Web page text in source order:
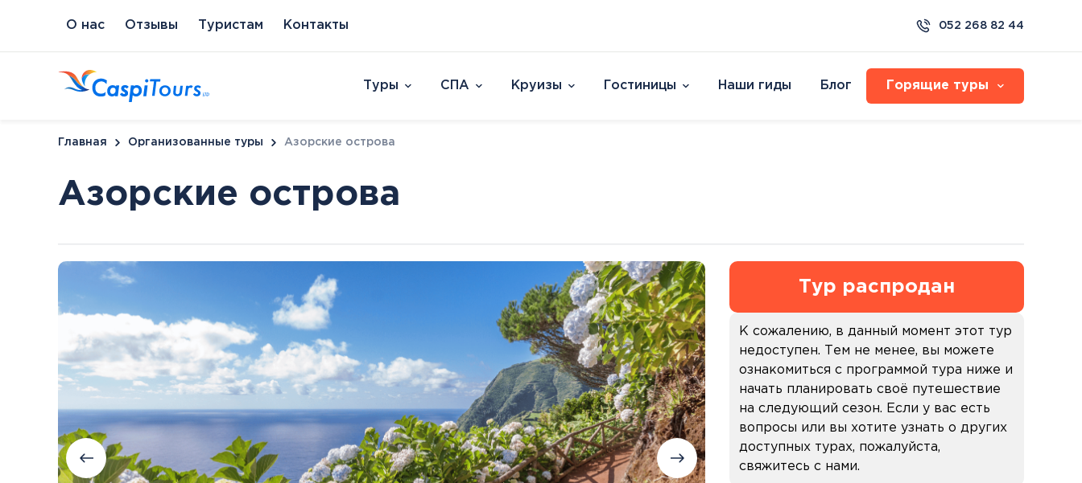
О нас Отзывы Туристам Контакты 052 268 82 44
Туры
Европа
Австрия
Бельгия
Великобритания
Германия
Грузия
Дания
Ирландия
Исландия
Испания
Азия
ОАЭ
Таиланд
Южная Корея
Япония
Смотреть все
Африка
Марокко
Смотреть все
СПА
Будапешт
Хевиз
Болгария Грузия
Паланга
Будапешт
Круизы
Венгрия
Голландия
Гренландия
Греция
Дания
Израиль
Ирландия
Исландия
Испания
Италия
Канада
Гостиницы
Leonardo Privilege Eilat
Leonardo Club Dead Sea
Isla Brown Eilat
Смотреть все
Наши гиды Блог Горящие туры
Главная Организованные туры Азорские острова
Азорские острова
Тур распродан
К сожалению, в данный момент этот тур
недоступен. Тем не менее, вы можете
ознакомиться с программой тура ниже и
начать планировать своё путешествие
на следующий сезон. Если у вас есть
вопросы или вы хотите узнать о других
доступных турах, пожалуйста,
свяжитесь с нами.